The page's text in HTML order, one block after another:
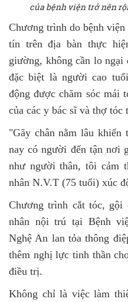
của bệnh viện trở nên
Chương trình do bệnh
tín trên địa bàn thực
giường, không cần lo ngại
đặc biệt là người cao
động được chăm sóc mái
của các y bác sĩ và thợ tóc
"Gãy chân nằm lâu
nay có người đến tận nơi
như người thân, tôi cảm
nhân N.V.T (75 tuổi) xúc
Chương trình cắt tóc, gội
nhân nội trú tại Bệnh
Nghệ An lan tỏa thông
thêm nghị lực tinh thần
điều trị.
Không chỉ là việc làm